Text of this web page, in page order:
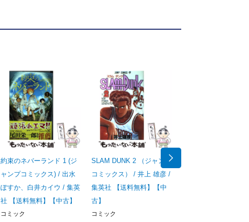
約束のネバーランド 1 (ジ
ャンプコミックス) / 出水
ぽすか、白井カイウ / 集英
社 【送料無料】【中古】
コミック
SLAM DUNK 2 （ジャンプ
コミックス） / 井上 雄彦 /
集英社 【送料無料】【中
古】
コミック